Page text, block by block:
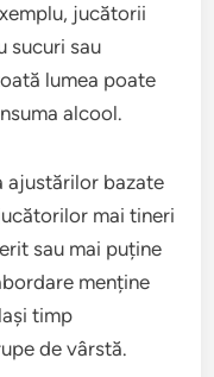
jucătorii
sucuri sau
lumea poate
alcool.
ajustărilor bazate
mai tineri
sau mai puține
menține
timp
de vârstă.